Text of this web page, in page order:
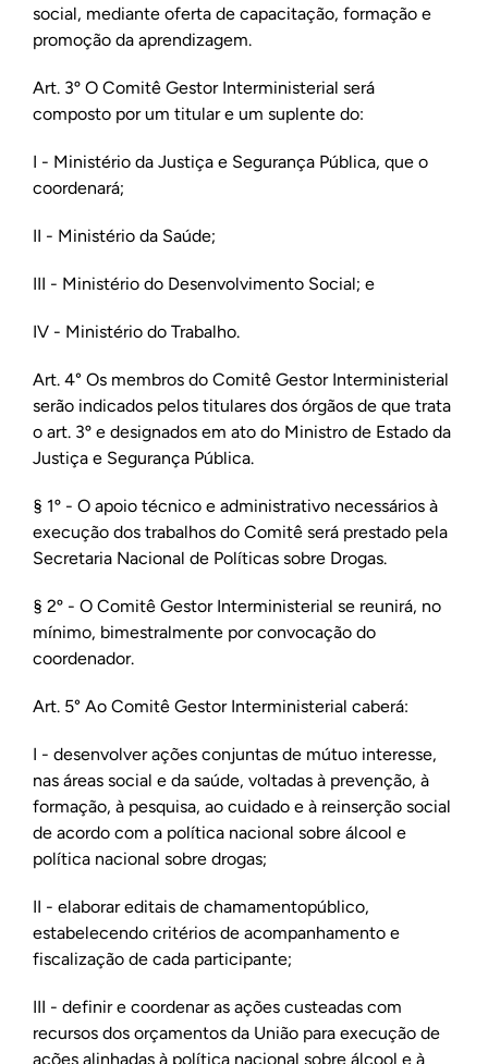
social, mediante oferta de capacitação, formação e
promoção da aprendizagem.
Art. 3º O Comitê Gestor Interministerial será
composto por um titular e um suplente do:
I - Ministério da Justiça e Segurança Pública, que o
coordenará;
II - Ministério da Saúde;
III - Ministério do Desenvolvimento Social; e
IV - Ministério do Trabalho.
Art. 4° Os membros do Comitê Gestor Interministerial
serão indicados pelos titulares dos órgãos de que trata
o art. 3º e designados em ato do Ministro de Estado da
Justiça e Segurança Pública.
§ 1º - O apoio técnico e administrativo necessários à
execução dos trabalhos do Comitê será prestado pela
Secretaria Nacional de Políticas sobre Drogas.
§ 2º - O Comitê Gestor Interministerial se reunirá, no
mínimo, bimestralmente por convocação do
coordenador.
Art. 5° Ao Comitê Gestor Interministerial caberá:
I - desenvolver ações conjuntas de mútuo interesse,
nas áreas social e da saúde, voltadas à prevenção, à
formação, à pesquisa, ao cuidado e à reinserção social
de acordo com a política nacional sobre álcool e
política nacional sobre drogas;
II - elaborar editais de chamamentopúblico,
estabelecendo critérios de acompanhamento e
fiscalização de cada participante;
III - definir e coordenar as ações custeadas com
recursos dos orçamentos da União para execução de
ações alinhadas à política nacional sobre álcool e à